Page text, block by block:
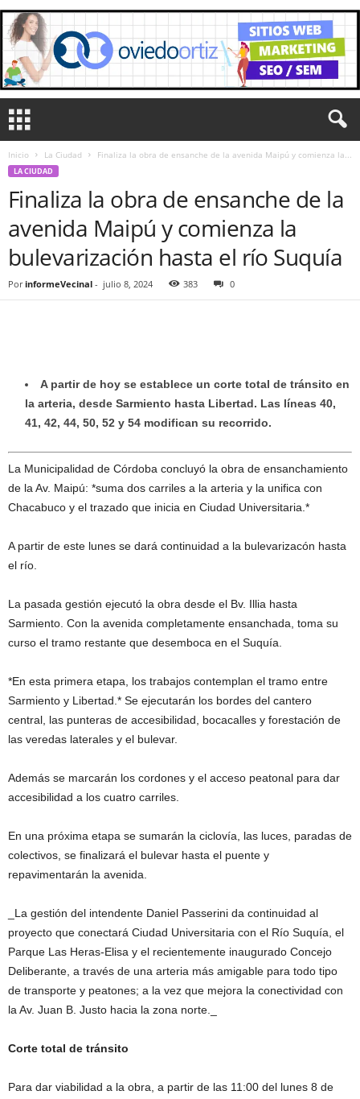
Inicio La Ciudad Finaliza la obra de ensanche de la avenida Maipú y comienza la...
LA CIUDAD
Finaliza la obra de ensanche de la
avenida Maipú y comienza la
bulevarización hasta el río Suquía
Por informeVecinal - julio 8, 2024 383 0
A partir de hoy se establece un corte total de tránsito en
la arteria, desde Sarmiento hasta Libertad. Las líneas 40,
41, 42, 44, 50, 52 y 54 modifican su recorrido.
La Municipalidad de Córdoba concluyó la obra de ensanchamiento
de la Av. Maipú: *suma dos carriles a la arteria y la unifica con
Chacabuco y el trazado que inicia en Ciudad Universitaria.*
A partir de este lunes se dará continuidad a la bulevarizacón hasta
el río.
La pasada gestión ejecutó la obra desde el Bv. Illia hasta
Sarmiento. Con la avenida completamente ensanchada, toma su
curso el tramo restante que desemboca en el Suquía.
*En esta primera etapa, los trabajos contemplan el tramo entre
Sarmiento y Libertad.* Se ejecutarán los bordes del cantero
central, las punteras de accesibilidad, bocacalles y forestación de
las veredas laterales y el bulevar.
Además se marcarán los cordones y el acceso peatonal para dar
accesibilidad a los cuatro carriles.
En una próxima etapa se sumarán la ciclovía, las luces, paradas de
colectivos, se finalizará el bulevar hasta el puente y
repavimentarán la avenida.
_La gestión del intendente Daniel Passerini da continuidad al
proyecto que conectará Ciudad Universitaria con el Río Suquía, el
Parque Las Heras-Elisa y el recientemente inaugurado Concejo
Deliberante, a través de una arteria más amigable para todo tipo
de transporte y peatones; a la vez que mejora la conectividad con
la Av. Juan B. Justo hacia la zona norte._
Corte total de tránsito
Para dar viabilidad a la obra, a partir de las 11:00 del lunes 8 de